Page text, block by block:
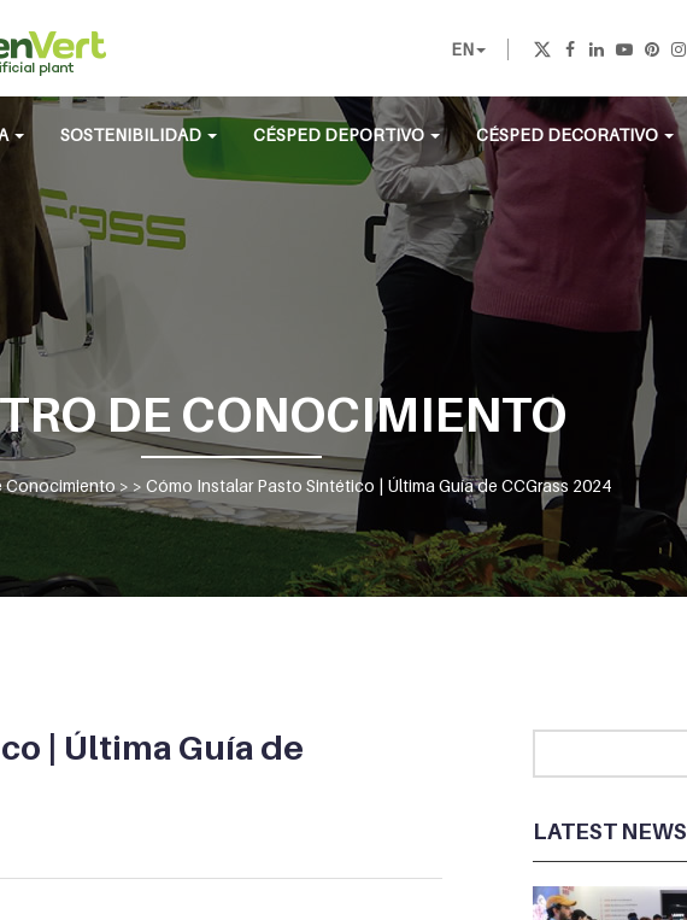
EN
SOSTENIBILIDAD CÉSPED DEPORTIVO CÉSPED DECORATIVO
DE CONOCIMIENTO
Conocimiento > > Cómo Instalar Pasto Sintético | Última Guía de CCGrass 2024
LATEST NEWS
| Última Guía de